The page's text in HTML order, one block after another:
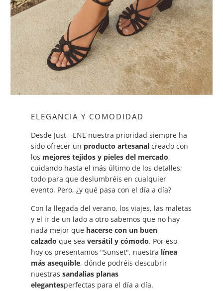
ELEGANCIA Y COMODIDAD
Desde Just - ENE nuestra prioridad siempre ha
sido ofrecer un producto artesanalcreado con
los mejores tejidos y pieles del mercado,
cuidando hasta el más último de los detalles;
todo para que deslumbréis en cualquier
evento. Pero, ¿y qué pasa con el día a día?
Con la llegada del verano, los viajes, las maletas
y el ir de un lado a otro sabemos que no hay
nada mejor que hacerse con un buen
calzado que sea versátil y cómodo. Por eso,
hoy os presentamos "Sunset", nuestra línea
más asequible, dónde podréis descubrir
nuestras sandalias planas
elegantesperfectas para el día a día.